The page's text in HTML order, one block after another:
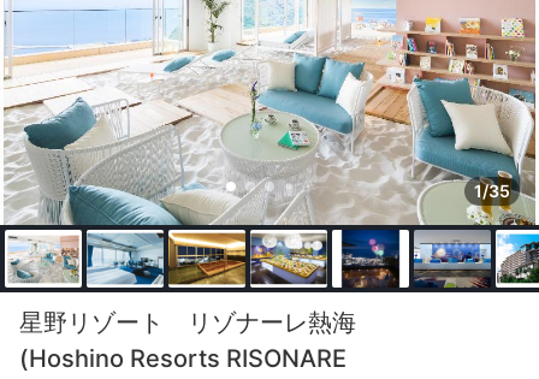
1/35
星野リゾート リゾナーレ熱海
(Hoshino Resorts RISONARE